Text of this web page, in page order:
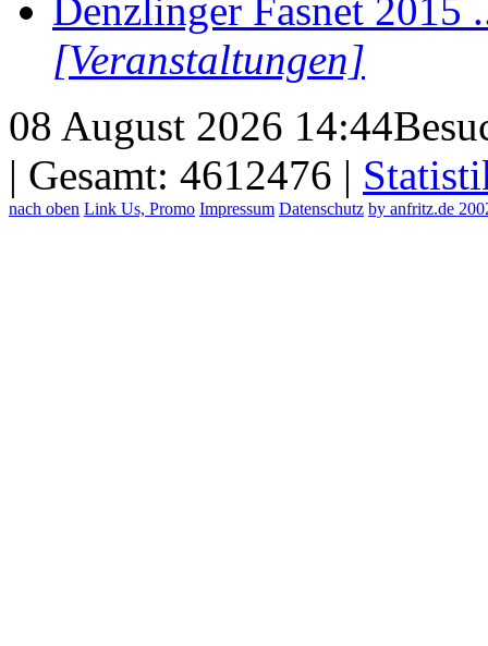
Denzlinger Fasnet 2015
[Veranstaltungen]
08 August 2026 14:44
| Gesamt: 4612476 |
nach oben Link Us, Promo Impressum Datenschutz by anfritz.de